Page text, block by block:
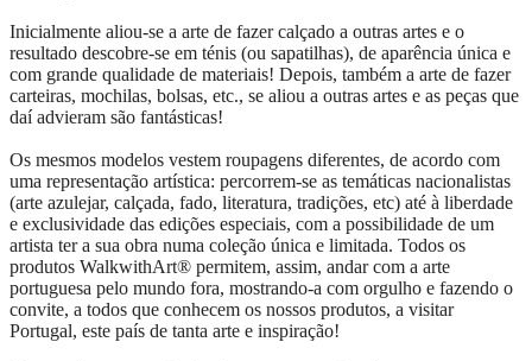
Inicialmente aliou-se a arte de fazer calçado a outras artes e o
resultado descobre-se em ténis (ou sapatilhas), de aparência única e
com grande qualidade de materiais! Depois, também a arte de fazer
carteiras, mochilas, bolsas, etc., se aliou a outras artes e as peças que
daí advieram são fantásticas!
Os mesmos modelos vestem roupagens diferentes, de acordo com
uma representação artística: percorrem-se as temáticas nacionalistas
(arte azulejar, calçada, fado, literatura, tradições, etc) até à liberdade
e exclusividade das edições especiais, com a possibilidade de um
artista ter a sua obra numa coleção única e limitada. Todos os
produtos WalkwithArt® permitem, assim, andar com a arte
portuguesa pelo mundo fora, mostrando-a com orgulho e fazendo o
convite, a todos que conhecem os nossos produtos, a visitar
Portugal, este país de tanta arte e inspiração!